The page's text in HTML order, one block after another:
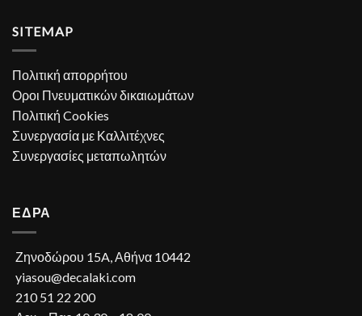
SITEMAP
Πολιτική απορρήτου
Οροι Πνευματικών δικαιωμάτων
Πολιτική Cookies
Συνεργασία με Καλλιτέχνες
Συνεργασίες μεταπωλητών
ΕΔΡΑ
Ζηνοδώρου 15A, Αθήνα 10442
yiasou@decalaki.com
210 51 22 200